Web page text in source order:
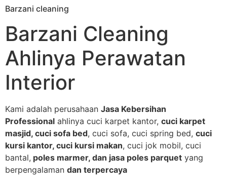
Skip
content
Barzani cleaning
Barzani Cleaning
Ahlinya Perawatan
Interior
Kami adalah perusahaan Jasa Kebersihan
Professional ahlinya cuci karpet kantor, cuci karpet
masjid, cuci sofa bed, cuci sofa, cuci spring bed, cuci
kursi kantor, cuci kursi makan, cuci jok mobil, cuci
bantal, poles marmer, dan jasa poles parquet yang
berpengalaman dan terpercaya